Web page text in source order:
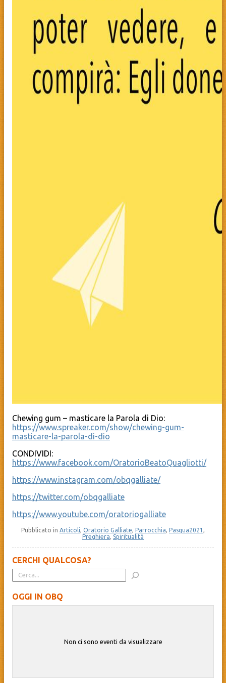
Chewing gum – masticare la Parola di Dio:
https://www.spreaker.com/show/chewing-gum-
masticare-la-parola-di-dio
CONDIVIDI:
https://www.facebook.com/OratorioBeatoQuagliotti/
https://www.instagram.com/obqgalliate/
https://twitter.com/obqgalliate
https://www.youtube.com/oratoriogalliate
Pubblicato in Articoli, Oratorio Galliate, Parrocchia, Pasqua2021 ,
Preghiera, Spiritualità
CERCHI QUALCOSA?
OGGI IN OBQ
Non ci sono eventi da visualizzare